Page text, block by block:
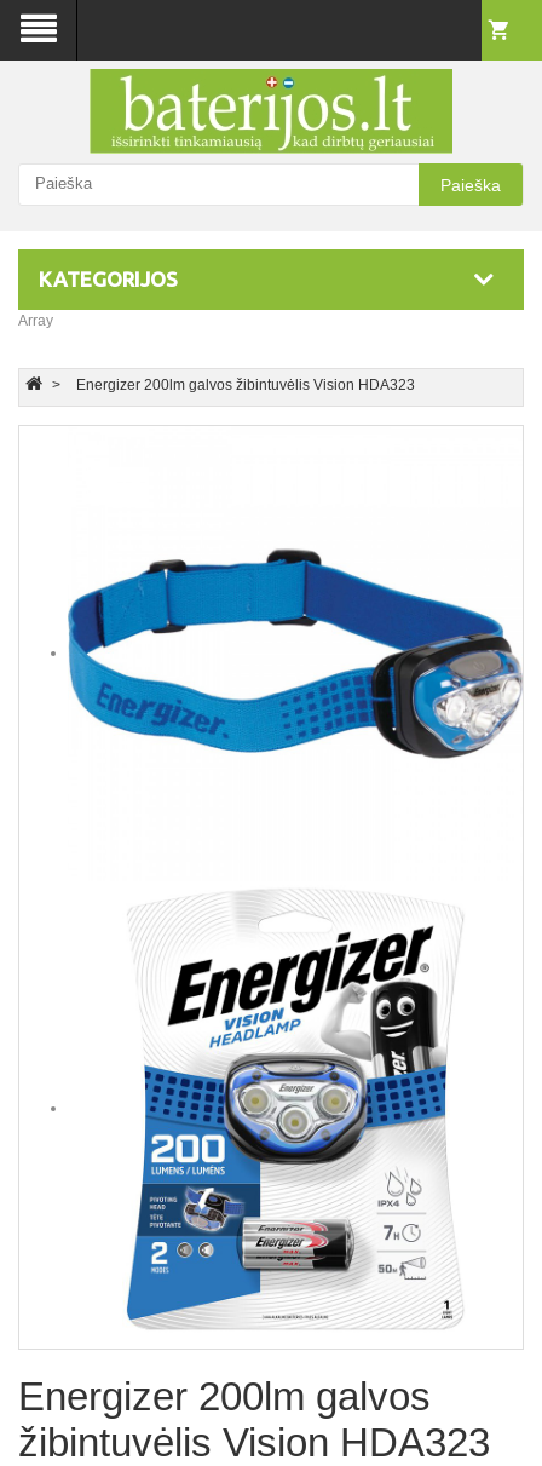
Paieška
KATEGORIJOS
Array
Energizer 200lm galvos žibintuvėlis Vision HDA323
Energizer 200lm galvos
žibintuvėlis Vision HDA323